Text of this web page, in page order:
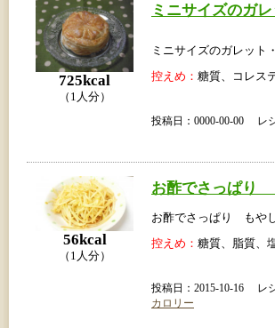
725kcal
（1人分）
ミニサイズのガ
ミニサイズのガレット
控えめ： 糖質、コレス
投稿日：0000-00-00 レ
56kcal
（1人分）
お酢でさっぱり
お酢でさっぱり もや
控えめ： 糖質、脂質、
投稿日：2015-10-16 レ
カロリー